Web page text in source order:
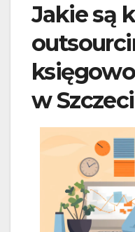
Jakie są
w